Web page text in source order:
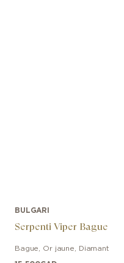
BULGARI
Serpenti Viper Bague
Bague Or jaune Diamant